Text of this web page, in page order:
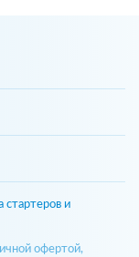
и
офертой,